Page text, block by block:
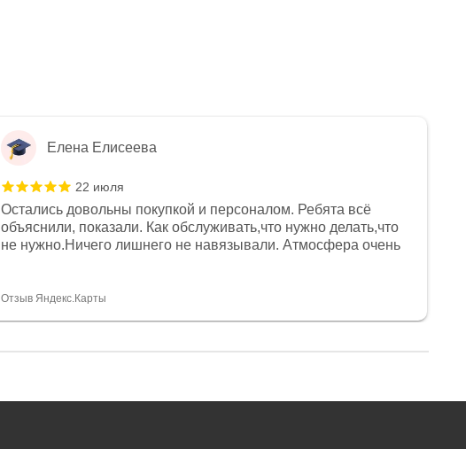
Елена Елисеева
22 июля
Остались довольны покупкой и персоналом. Ребята всё
объяснили, показали. Как обслуживать,что нужно делать,что
не нужно.Ничего лишнего не навязывали. Атмосфера очень
огромное спасибо Дмитрию, за клиентоориентированность и
Отзыв Яндекс.Карты